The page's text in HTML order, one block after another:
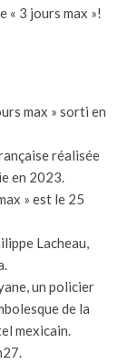
« 3 jours max »!
max » sorti en
réalisée
en 2023.
» est le 25
Lacheau,
un policier
de la
mexicain.